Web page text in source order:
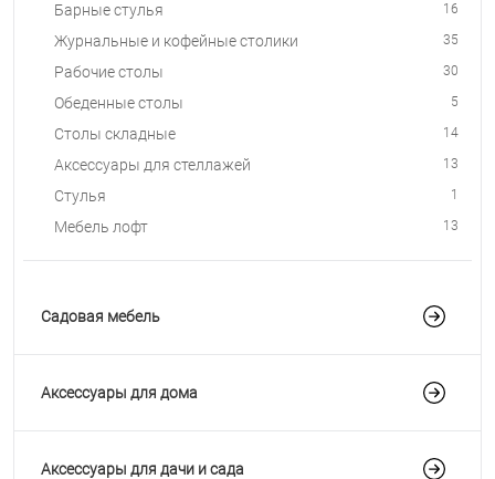
Барные стулья 16
Журнальные и кофейные столики 35
Рабочие столы 30
Обеденные столы 5
Столы складные 14
Аксессуары для стеллажей 13
Стулья 1
Мебель лофт 13
Садовая мебель
Аксессуары для дома
Аксессуары для дачи и сада